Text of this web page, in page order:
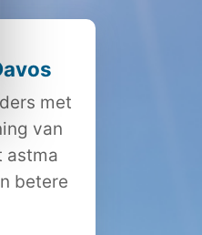
met
van
astma
betere